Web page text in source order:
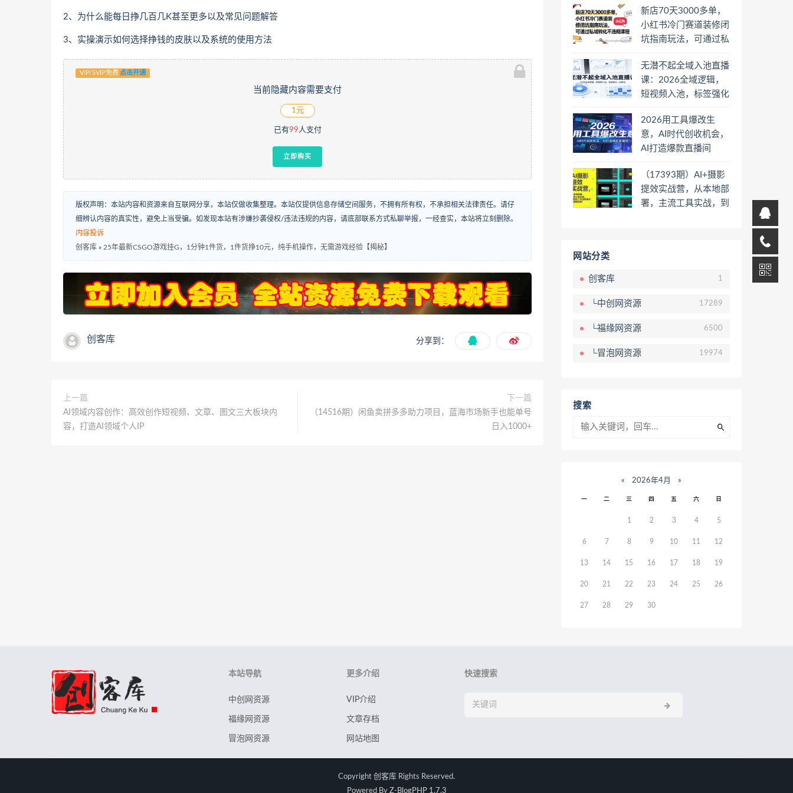
2、为什么能每日挣几百几K甚至更多以及常见问题解答
3、实操演示如何选择挣钱的皮肤以及系统的使用方法
VIP/SVIP免费 点击开通
当前隐藏内容需要支付
1元
已有99人支付
立即购买
版权声明：本站内容和资源来自互联网分享，本站仅做收集整理。本站仅提供信息存储空间服务，不拥有所有权，不承担相关法律责任。请仔
细辨认内容的真实性，避免上当受骗。如发现本站有涉嫌抄袭侵权/违法违规的内容，请底部联系方式私聊举报，一经查实，本站将立刻删除。
内容投诉
创客库 » 25年最新CSGO游戏挂G，1分钟1件货，1件货挣10元，纯手机操作，无需游戏经验【揭秘】
创客库 分享到：
上一篇
AI领域内容创作：高效创作短视频、文章、图文三大板块内
容，打造AI领域个人IP
下一篇
（14516期）闲鱼卖拼多多助力项目，蓝海市场新手也能单号
日入1000+
新店70天3000多单，
小红书冷门赛道装修闭
坑指南玩法，可通过私
无潜不起全域入池直播
课：2026全域逻辑，
短视频入池，标签强化
2026用工具爆改生
意，AI时代创收机会，
AI打造爆款直播间
（17393期）AI+摄影
提效实战营，从本地部
署，主流工具实战，到
网站分类
创客库 1
└中创网资源 17289
└福缘网资源 6500
└冒泡网资源 19974
搜索
« 2026年4月 »
一 二 三 四 五 六 日
1 2 3 4 5
6 7 8 9 10 11 12
13 14 15 16 17 18 19
20 21 22 23 24 25 26
27 28 29 30
本站导航
中创网资源
福缘网资源
冒泡网资源
更多介绍
VIP介绍
文章存档
网站地图
快速搜索
Copyright 创客库 Rights Reserved.
Powered By Z-BlogPHP 1.7.3